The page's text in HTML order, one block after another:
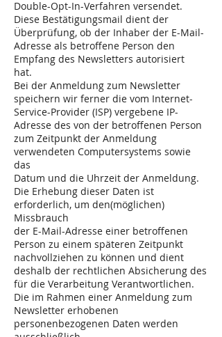
Double-Opt-In-Verfahren versendet.
Diese Bestätigungsmail dient der
Überprüfung, ob der Inhaber der E-Mail-
Adresse als betroffene Person den
Empfang des Newsletters autorisiert
hat.
Bei der Anmeldung zum Newsletter
speichern wir ferner die vom Internet-
Service-Provider (ISP) vergebene IP-
Adresse des von der betroffenen Person
zum Zeitpunkt der Anmeldung
verwendeten Computersystems sowie
das
Datum und die Uhrzeit der Anmeldung.
Die Erhebung dieser Daten ist
erforderlich, um den(möglichen)
Missbrauch
der E-Mail-Adresse einer betroffenen
Person zu einem späteren Zeitpunkt
nachvollziehen zu können und dient
deshalb der rechtlichen Absicherung des
für die Verarbeitung Verantwortlichen.
Die im Rahmen einer Anmeldung zum
Newsletter erhobenen
personenbezogenen Daten werden